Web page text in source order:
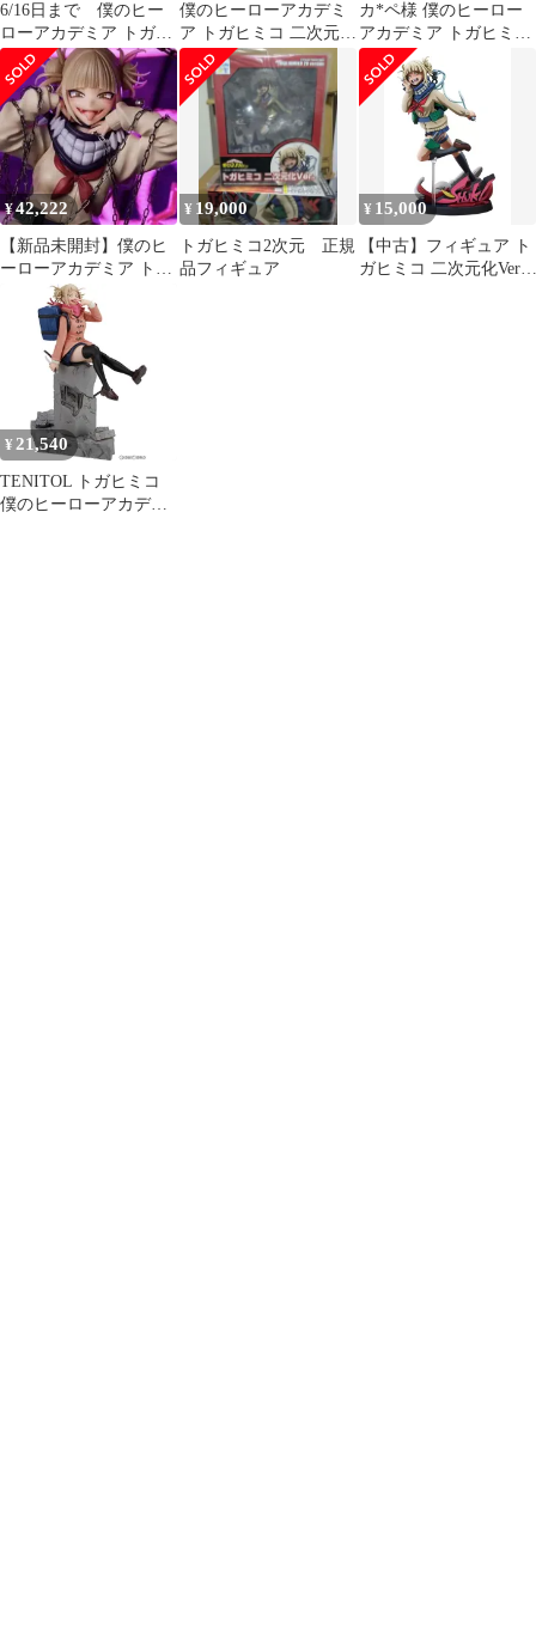
6/16日まで 僕のヒー
ローアカデミア トガヒ
ミコ 1/7スケールフィギ
ュア
僕のヒーローアカデミ
ア トガヒミコ 二次元化
Ver.
カ*ペ様 僕のヒーロー
アカデミア トガヒミコ
フィギュア
¥42,222
【新品未開封】僕のヒ
ーローアカデミア トガ
ヒミコ 1/7スケールフィ
ギュア
¥ 19,000
トガヒミコ2次元 正規
品フィギュア
¥ 15,000
【中古】フィギュア ト
ガヒミコ 二次元化Ver.
¥ 21,540
TENITOL トガヒミコ
僕のヒーローアカデミ